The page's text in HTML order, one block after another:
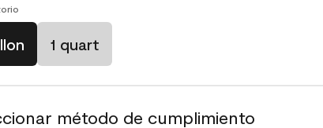
1 quart
método de cumplimiento